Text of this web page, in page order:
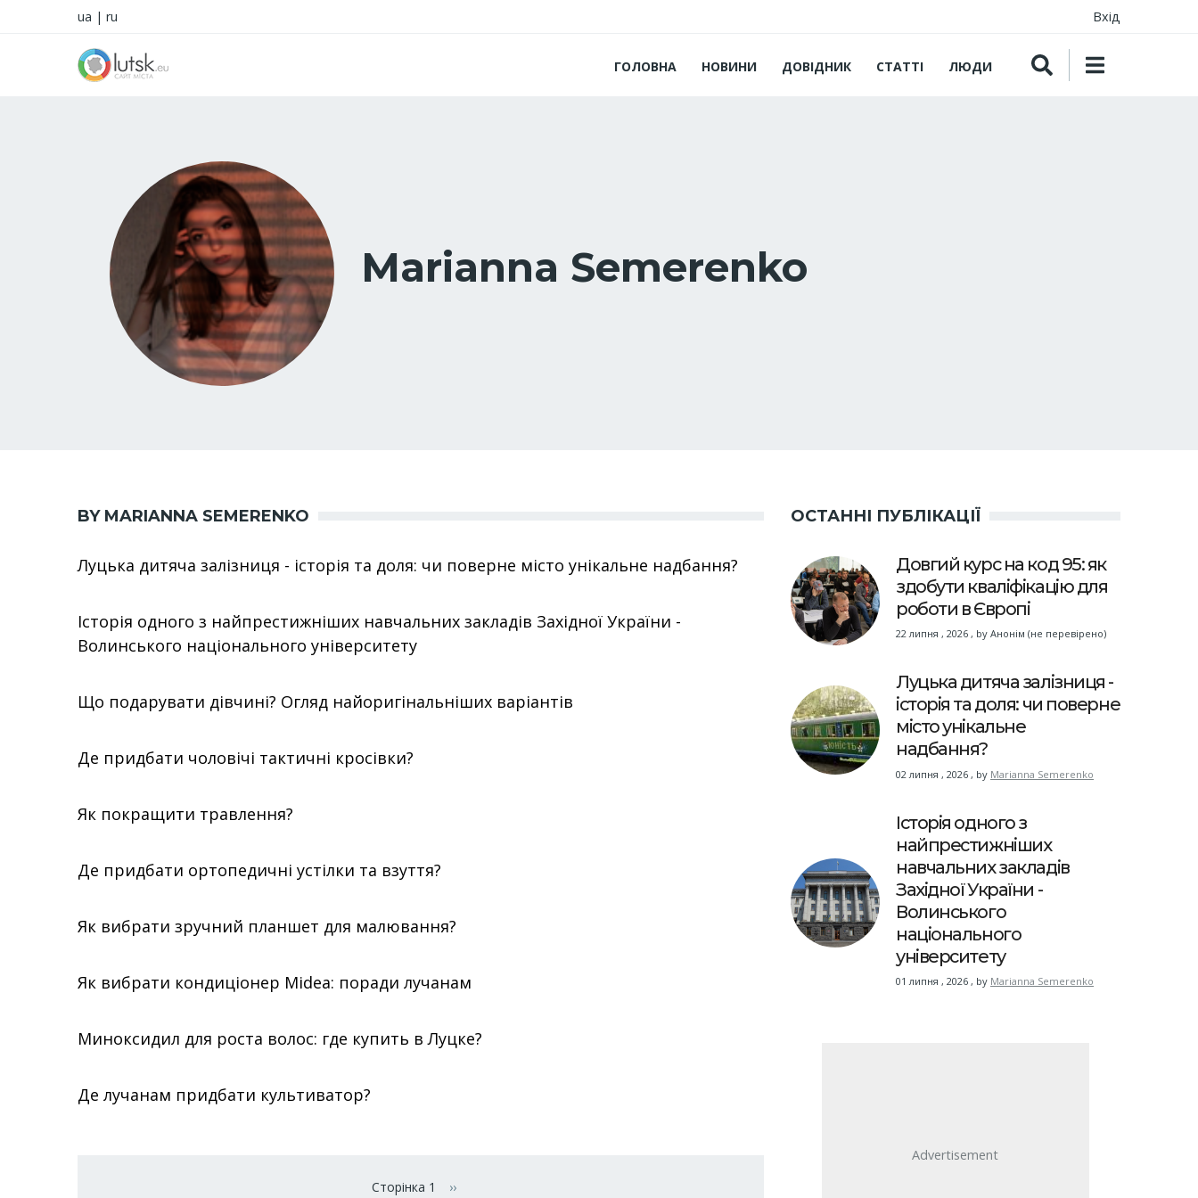
ua | ru Вхід
ГОЛОВНА НОВИНИ ДОВІДНИК СТАТТІ ЛЮДИ
Marianna Semerenko
BY MARIANNA SEMERENKO
Луцька дитяча залізниця - історія та доля: чи поверне місто унікальне надбання?
Історія одного з найпрестижніших навчальних закладів Західної України -
Волинського національного університету
Що подарувати дівчині? Огляд найоригінальніших варіантів
Де придбати чоловічі тактичні кросівки?
Як покращити травлення?
Де придбати ортопедичні устілки та взуття?
Як вибрати зручний планшет для малювання?
Як вибрати кондиціонер Midea: поради лучанам
Миноксидил для роста волос: где купить в Луцке?
Де лучанам придбати культиватор?
Сторінка 1 Наступна сторінка
››
ОСТАННІ ПУБЛІКАЦІЇ
Довгий курс на код 95: як
здобути кваліфікацію для
роботи в Європі
22 липня , 2026 , by Анонім (не перевірено)
Луцька дитяча залізниця -
історія та доля: чи поверне
місто унікальне
надбання?
02 липня , 2026 , by Marianna Semerenko
Історія одного з
найпрестижніших
навчальних закладів
Західної України -
Волинського
національного
університету
01 липня , 2026 , by Marianna Semerenko
Advertisement